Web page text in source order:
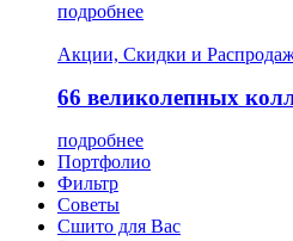
подробнее
Акции, Скидки и
66 великолепных
подробнее
Портфолио
Фильтр
Советы
Сшито для Вас